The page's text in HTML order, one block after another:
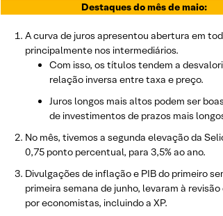
Destaques do mês de maio:
A curva de juros apresentou abertura em
principalmente nos intermediários.
Com isso, os títulos tendem a
relação inversa entre taxa e preço.
Juros longos mais altos podem ser
de investimentos de prazos mais
No mês, tivemos a segunda elevação da
0,75 ponto percentual, para 3,5% ao ano.
Divulgações de inflação e PIB do primeiro
primeira semana de junho, levaram à
por economistas, incluindo a XP.